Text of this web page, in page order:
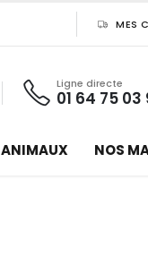
MES
Ligne directe
01 64 75 03
ANIMAUX NOS